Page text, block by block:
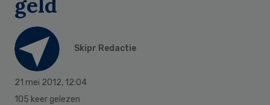
Skipr Redactie
21 mei 2012, 12:04
105 keer gelezen